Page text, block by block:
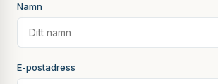
Namn
E-postadress